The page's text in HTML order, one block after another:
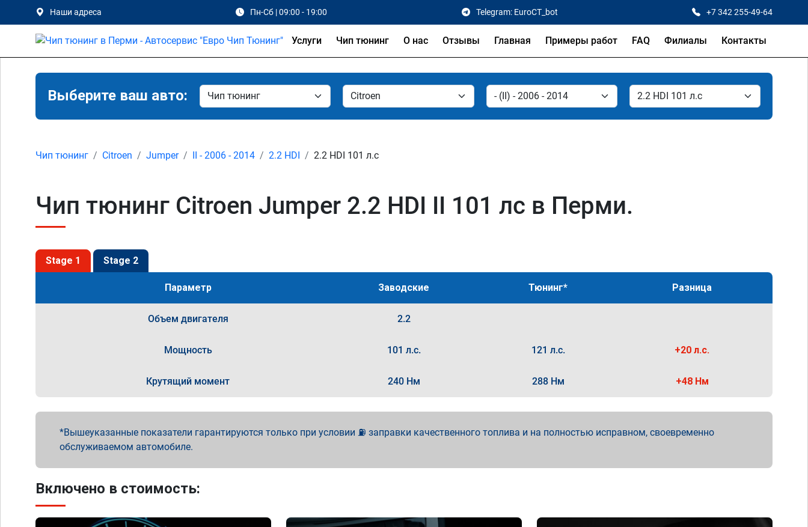
Наши адреса Пн-Сб | 09:00 - 19:00 Telegram: EuroCT_bot +7 342 255-49-64
Услуги Чип тюнинг О нас Отзывы Главная Примеры работ FAQ Филиалы Контакты
Выберите ваш авто:
Чип тюнинг Citroen Jumper II - 2006 - 2014 2.2 HDI 2.2 HDI 101 л.с
Чип тюнинг Citroen Jumper 2.2 HDI II 101 лс в Перми.
Stage 1 Stage 2
Параметр Заводские Тюнинг* Разница
Объем двигателя 2.2
Мощность 101 л.с. 121 л.с. +20 л.с.
Крутящий момент 240 Нм 288 Нм +48 Нм
Вышеуказанные показатели гарантируются только при условии ⛽ заправки качественного топлива и на полностью исправном, своевременно
обслуживаемом автомобиле.
Включено в стоимость: